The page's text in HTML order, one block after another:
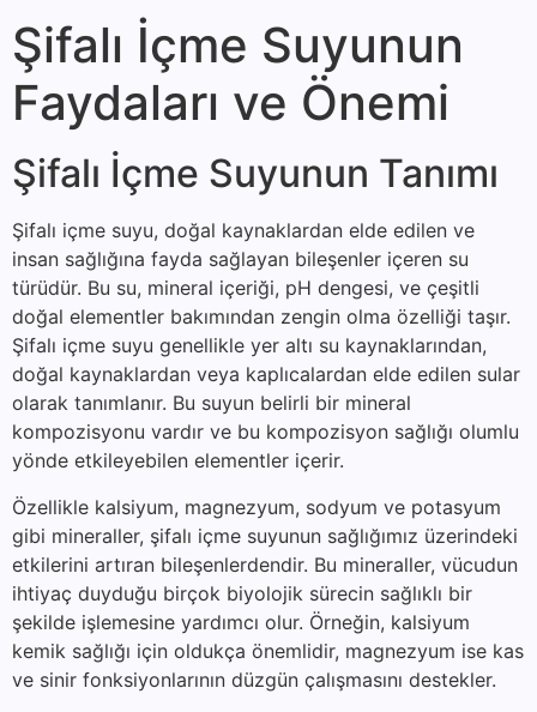
Şifalı İçme Suyunun
Faydaları ve Önemi
Şifalı İçme Suyunun Tanımı
Şifalı içme suyu, doğal kaynaklardan elde edilen ve
insan sağlığına fayda sağlayan bileşenler içeren su
türüdür. Bu su, mineral içeriği, pH dengesi, ve çeşitli
doğal elementler bakımından zengin olma özelliği taşır.
Şifalı içme suyu genellikle yer altı su kaynaklarından,
doğal kaynaklardan veya kaplıcalardan elde edilen sular
olarak tanımlanır. Bu suyun belirli bir mineral
kompozisyonu vardır ve bu kompozisyon sağlığı olumlu
yönde etkileyebilen elementler içerir.
Özellikle kalsiyum, magnezyum, sodyum ve potasyum
gibi mineraller, şifalı içme suyunun sağlığımız üzerindeki
etkilerini artıran bileşenlerdendir. Bu mineraller, vücudun
ihtiyaç duyduğu birçok biyolojik sürecin sağlıklı bir
şekilde işlemesine yardımcı olur. Örneğin, kalsiyum
kemik sağlığı için oldukça önemlidir, magnezyum ise kas
ve sinir fonksiyonlarının düzgün çalışmasını destekler.